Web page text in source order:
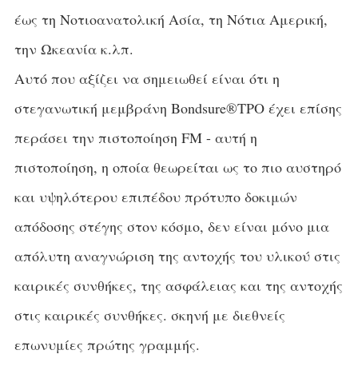
έως τη Νοτιοανατολική Ασία, τη Νότια Αμερική,
την Ωκεανία κ.λπ.
Αυτό που αξίζει να σημειωθεί είναι ότι η
στεγανωτική μεμβράνη Bondsure®TPO έχει επίσης
περάσει την πιστοποίηση FM - αυτή η
πιστοποίηση, η οποία θεωρείται ως το πιο αυστηρό
και υψηλότερου επιπέδου πρότυπο δοκιμών
απόδοσης στέγης στον κόσμο, δεν είναι μόνο μια
απόλυτη αναγνώριση της αντοχής του υλικού στις
καιρικές συνθήκες, της ασφάλειας και της αντοχής
στις καιρικές συνθήκες. σκηνή με διεθνείς
επωνυμίες πρώτης γραμμής.